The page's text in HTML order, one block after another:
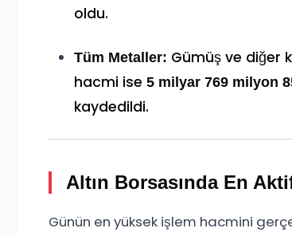
oldu.
Tüm Metaller: Gümüş ve diğer
hacmi ise 5 milyar 769 milyon
kaydedildi.
Altın Borsasında En
Günün en yüksek işlem hacmini